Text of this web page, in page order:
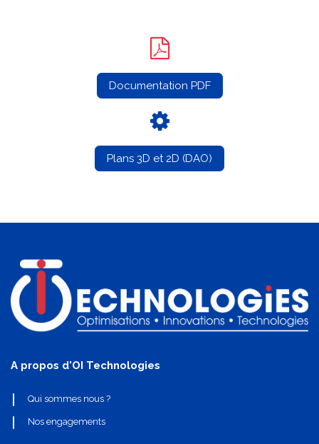
Documentation PDF
Plans 3D et 2D (DAO)
A propos d'OI Technologies
Qui sommes nous ?
Nos engagements